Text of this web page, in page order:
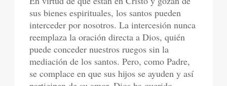
sus bienes espirituales, los santos pueden
interceder por nosotros. La intercesión nunca
reemplaza la oración directa a Dios, quién
puede conceder nuestros ruegos sin la
mediación de los santos. Pero, como Padre,
se complace en que sus hijos se ayuden y así